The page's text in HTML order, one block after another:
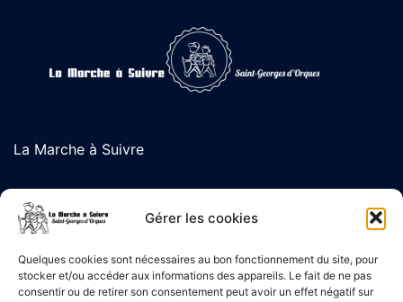
Gérer les cookies
Quelques cookies sont nécessaires au bon fonctionnement du site, pour
stocker et/ou accéder aux informations des appareils. Le fait de ne pas
consentir ou de retirer son consentement peut avoir un effet négatif sur
La Marche à Suivre
L'association de randonnée de Saint-Georges d'Orques
Liens Utiles